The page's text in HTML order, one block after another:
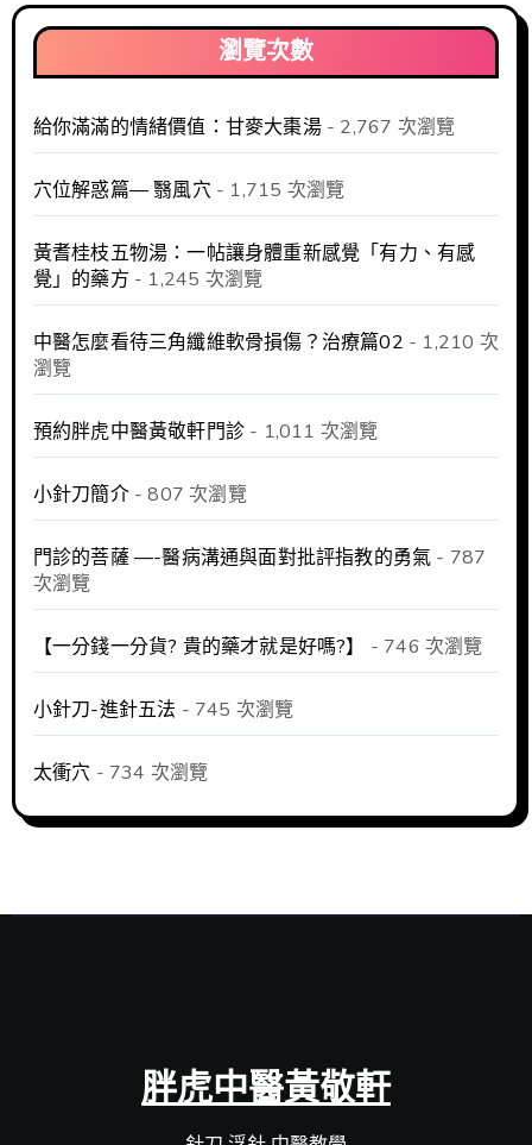
瀏覽次數
給你滿滿的情緒價值：甘麥大棗湯- 2,767 次瀏覽
穴位解惑篇— 翳風穴 - 1,715 次瀏覽
黃耆桂枝五物湯：一帖讓身體重新感覺「有力、有感
覺」的藥方 - 1,245 次瀏覽
中醫怎麼看待三角纖維軟骨損傷？治療篇02 - 1,210 次
瀏覽
預約胖虎中醫黃敬軒門診- 1,011 次瀏覽
小針刀簡介- 807 次瀏覽
門診的菩薩 —-醫病溝通與面對批評指教的勇氣 - 787
次瀏覽
【一分錢一分貨? 貴的藥才就是好嗎?】 - 746 次瀏覽
小針刀-進針五法 - 745 次瀏覽
太衝穴 - 734 次瀏覽
胖虎中醫黃敬軒